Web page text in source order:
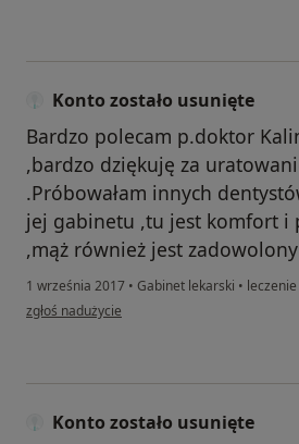
Konto zostało usunięte
Bardzo polecam p.doktor
,bardzo dziękuję za
.Próbowałam innych
jej gabinetu ,tu jest komfort i
,mąż również jest
1 września 2017 • Gabinet lekarski • leczenie
w opinii użytkownika Konto zostało usunięte
zgłoś nadużycie
Konto zostało usunięte